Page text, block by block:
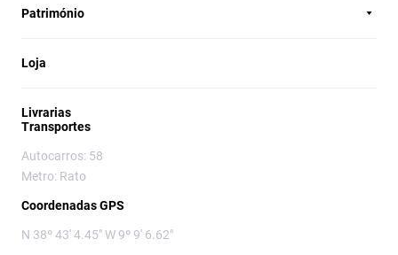
Património
Loja
Livrarias
Transportes
Autocarros: 58
Metro: Rato
Coordenadas GPS
N 38º 43' 4.45" W 9º 9' 6.62"